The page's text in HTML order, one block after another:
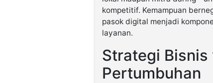
kompetitif. Kemampuan
pasok digital menjadi
layanan.
Strategi Bisnis
Pertumbuhan